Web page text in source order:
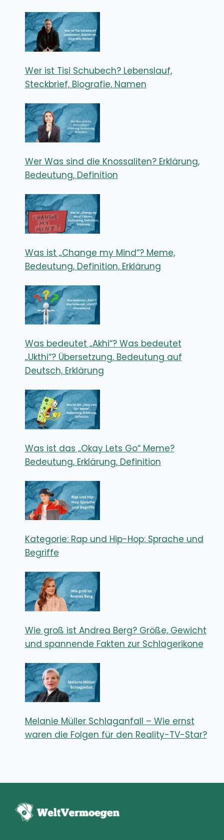
Wer ist Tisi Schubech? Lebenslauf,
Steckbrief, Biografie, Namen
Wer Was sind die Knossaliten? Erklärung,
Bedeutung, Definition
Was ist „Change my Mind“? Meme,
Bedeutung, Definition, Erklärung
Was bedeutet „Akhi“? Was bedeutet
„Ukthi“? Übersetzung, Bedeutung auf
Deutsch, Erklärung
Was ist das „Okay Lets Go“ Meme?
Bedeutung, Erklärung, Definition
Kategorie: Rap und Hip-Hop: Sprache und
Begriffe
Wie groß ist Andrea Berg? Größe, Gewicht
und spannende Fakten zur Schlagerikone
Melanie Müller Schlaganfall – Wie ernst
waren die Folgen für den Reality-TV-Star?